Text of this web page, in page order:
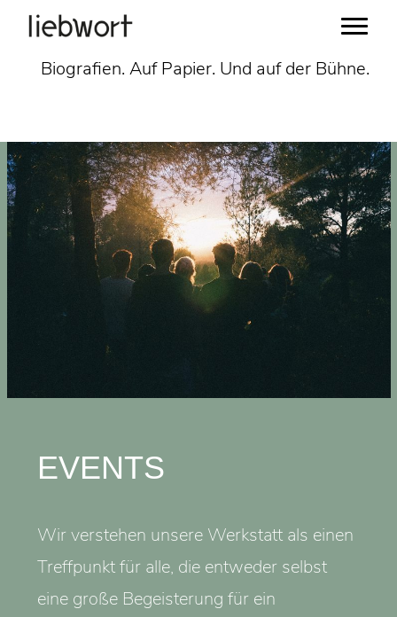
Biografien. Auf Papier. Und auf der Bühne.
EVENTS
Wir verstehen unsere Werkstatt als einen
Treffpunkt für alle, die entweder selbst
eine große Begeisterung für ein